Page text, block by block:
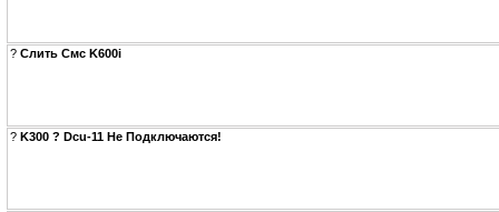
? Слить Смс K600i
? K300 ? Dcu-11 Не Подключаются!